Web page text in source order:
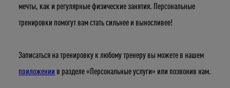
мечты, как и регулярные физические занятия. Персональные
тренировки помогут вам стать сильнее и выносливее!
Записаться на тренировку к любому тренеру вы можете в нашем
приложении в разделе «Персональные услуги» или позвонив нам.